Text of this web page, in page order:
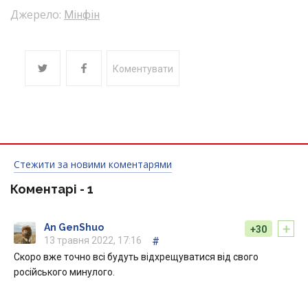
Джерело: Мінфін
Коментувати
Стежити за новими коментарями
Коментарі - 1
+
+30
An GenShuo
13 травня 2022, 17:16
#
Скоро вже точно всі будуть відхрещуватися від свого
російського минулого.